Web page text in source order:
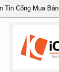
Tin Cổng Mua Bán